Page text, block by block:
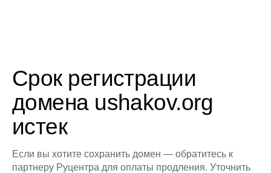
Срок регистрации
домена ushakov.org
истек
Если вы хотите сохранить домен — обратитесь к
партнеру Руцентра для оплаты продления. Уточнить